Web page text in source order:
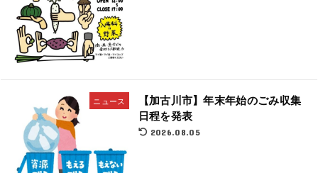
ニュース
【加古川市】年末年始のごみ収集
日程を発表
2026.08.05